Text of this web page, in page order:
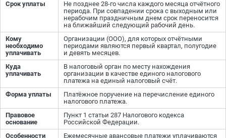
Срок уплаты
Не позднее 28-го числа каждого месяца отчётного
периода. При совпадении срока с выходным или
нерабочим праздничным днем срок переносится
на ближайший следующий рабочий день.
Кому
необходимо
уплачивать
Организации (ООО), для которых отчётными
периодами являются первый квартал, полугодие
и девять месяцев.
Куда
уплачивать
В налоговый орган по месту нахождения
организации в качестве единого налогового
платежа на единый налоговый счёт.
Форма уплаты
Платёжное поручение на перечисление единого
налогового платежа.
Правовое
основание
Пункт 1 статьи 287 Налогового кодекса
Российской Федерации.
Особенности
Ежемесячные авансовые платежи уплачиваются